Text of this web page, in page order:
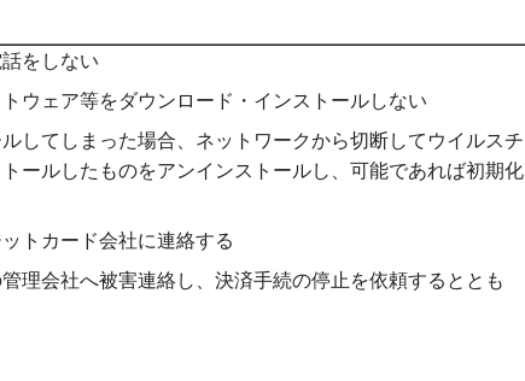
をしない
ウェア等をダウンロード・インストールしない
してしまった場合、ネットワークから切断してウイルスチ
ールしたものをアンインストールし、可能であれば初期化
トカード会社に連絡する
理会社へ被害連絡し、決済手続の停止を依頼するととも